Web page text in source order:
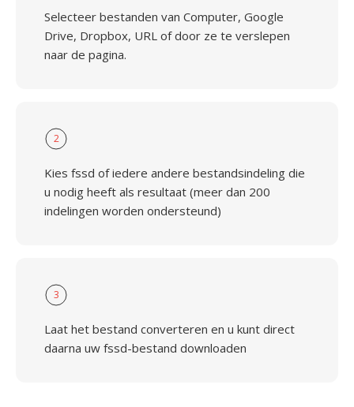
Selecteer bestanden van Computer, Google
Drive, Dropbox, URL of door ze te verslepen
naar de pagina.
2
Kies fssd of iedere andere bestandsindeling die
u nodig heeft als resultaat (meer dan 200
indelingen worden ondersteund)
3
Laat het bestand converteren en u kunt direct
daarna uw fssd-bestand downloaden